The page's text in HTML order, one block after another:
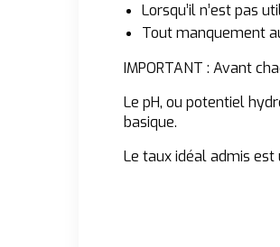
Lorsqu’il n’est pas
Tout manquement
IMPORTANT : Avant
Le pH, ou potentiel
basique.
Le taux idéal admis est